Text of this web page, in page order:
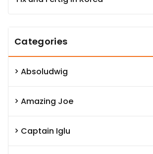
Categories
Absoludwig
Amazing Joe
Captain Iglu